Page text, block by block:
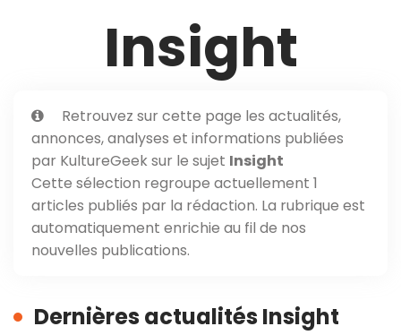
Insight
Retrouvez sur cette page les actualités,
annonces, analyses et informations publiées
par KultureGeek sur le sujet Insight
Cette sélection regroupe actuellement 1
articles publiés par la rédaction. La rubrique est
automatiquement enrichie au fil de nos
nouvelles publications.
Dernières actualités Insight